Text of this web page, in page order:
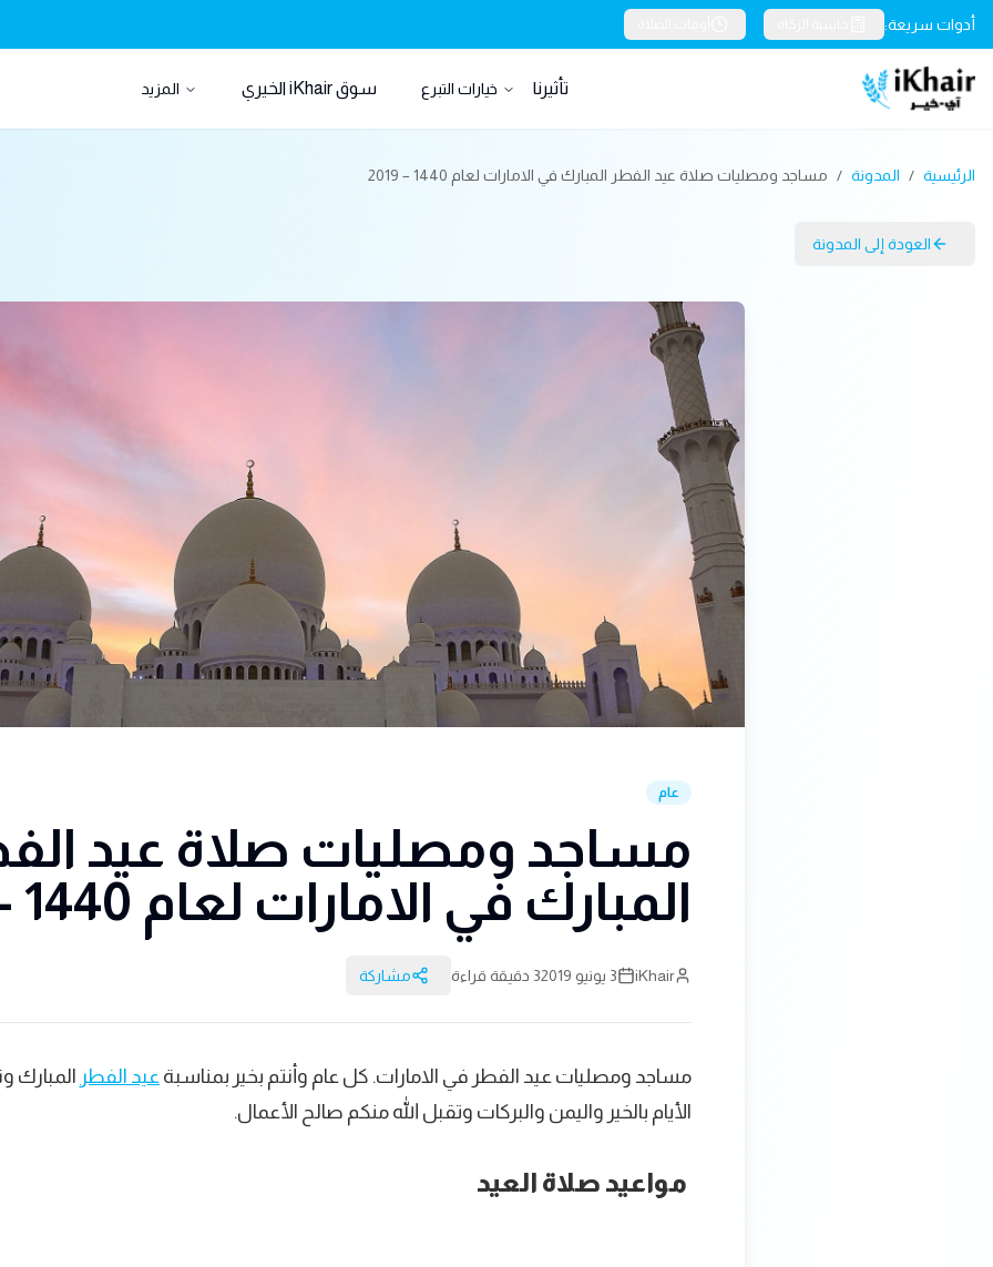
أدوات سريعة:
تأثيرنا خيارات التبرع سوق iKhair الخيري المزيد
الرئيسية / المدونة / مساجد ومصليات صلاة عيد الفطر المبارك في الامارات لعام 1440 – 2019
العودة إلى المدونة
عام
مساجد ومصليات صلاة عيد
المبارك في الامارات لعام 1440 – 2019
iKhair 3 يونيو 2019 3 دقيقة قراءة مشاركة
مساجد ومصليات عيد الفطر في الامارات. كل عام وأنتم بخير بمناسبة عيد الفطر المبارك
الأيام بالخير واليمن والبركات وتقبل الله منكم صالح الأعمال.
مواعيد صلاة العيد